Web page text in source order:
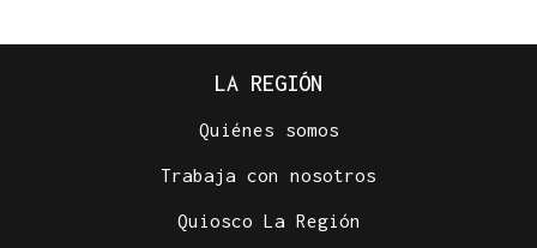
LA REGIÓN
Quiénes somos
Trabaja con nosotros
Quiosco La Región